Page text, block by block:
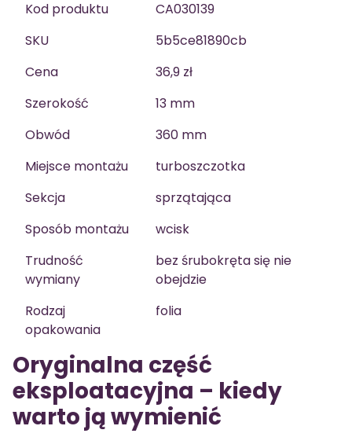
Kod produktu
CA030139
SKU
5b5ce81890cb
Cena
36,9 zł
Szerokość
13 mm
Obwód
360 mm
Miejsce montażu
turboszczotka
Sekcja
sprzątająca
Sposób montażu
wcisk
Trudność
wymiany
bez śrubokręta się nie
obejdzie
Rodzaj
opakowania
folia
Oryginalna część
eksploatacyjna – kiedy
warto ją wymienić